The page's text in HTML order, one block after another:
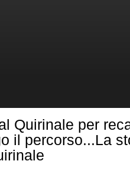
Quirinale per
il percorso...La